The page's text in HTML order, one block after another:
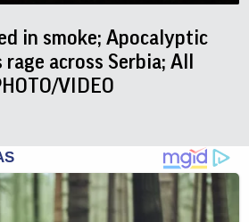
in smoke; Apocalyptic
across Serbia; All
VIDEO